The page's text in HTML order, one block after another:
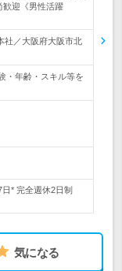
迎《男性活躍
社／大阪府大阪市北
・年齢・スキル等を
* 完全週休2日制
気になる